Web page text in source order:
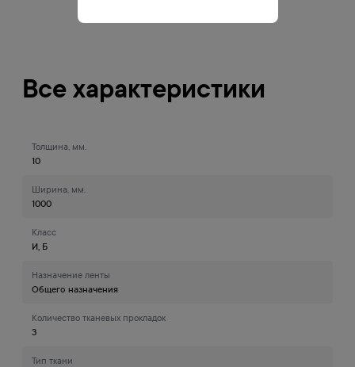
Все характеристики
Толщина, мм.
10
Ширина, мм.
1000
Класс
И, Б
Назначение ленты
Общего назначения
Количество тканевых прокладок
3
Тип ткани